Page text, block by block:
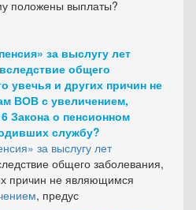
положены выплаты?
за выслугу лет
общего
увечья и других причин не
ВОВ с увеличением,
Закона о пенсионном
службу?
за выслугу лет
общего заболевания,
причин не являющимся
, предус